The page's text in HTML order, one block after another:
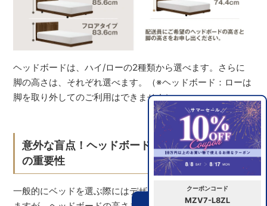
クーポンコード
MZV7-L8ZL
ヘッドボードは、ハイ/ローの2種類から選べます。さらに
脚の高さは、それぞれ選べます。（※ヘッドボード：ローは
脚を取り外してのご利用はできません）
意外な盲点！ヘッドボードの高さと脚の高さ
の重要性
一般的にベッドを選ぶ際にはデザインや大きさを気にされ